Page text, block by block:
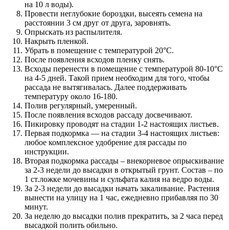
на 10 л воды).
Провести неглубокие бороздки, высеять семена на
расстоянии 3 см друг от друга, заровнять.
Опрыскать из распылителя.
Накрыть пленкой.
Убрать в помещение с температурой 20°С.
После появления всходов пленку снять.
Всходы перенести в помещение с температурой 80-10°C
на 4-5 дней. Такой прием необходим для того, чтобы
рассада не вытягивалась. Далее поддерживать
температуру около 16-180.
Полив регулярный, умеренный.
После появления всходов рассаду досвечивают.
Пикировку проводят на стадии 1-2 настоящих листьев.
Первая подкормка — на стадии 3-4 настоящих листьев:
любое комплексное удобрение для рассады по
инструкции.
Вторая подкормка рассады – внекорневое опрыскивание
за 2-3 недели до высадки в открытый грунт. Состав – по
1 ст.ложке мочевины и сульфата калия на ведро воды.
За 2-3 недели до высадки начать закаливание. Растения
вынести на улицу на 1 час, ежедневно прибавляя по 30
минут.
За неделю до высадки полив прекратить, за 2 часа перед
высадкой полить обильно.